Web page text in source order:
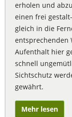
erholen und
einen frei
gleich in die
entsprechenden
Aufenthalt hier
schnell
Sichtschutz
gewährt.
Mehr lesen